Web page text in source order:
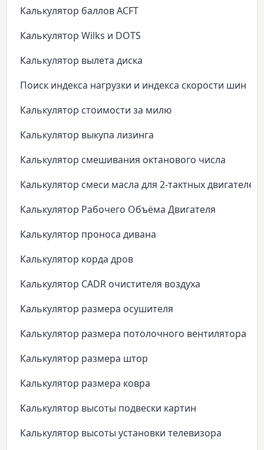
Калькулятор баллов ACFT
Калькулятор Wilks и DOTS
Калькулятор вылета диска
Поиск индекса нагрузки и индекса скорости шин
Калькулятор стоимости за милю
Калькулятор выкупа лизинга
Калькулятор смешивания октанового числа
Калькулятор смеси масла для 2-тактных двигателей
Калькулятор Рабочего Объёма Двигателя
Калькулятор проноса дивана
Калькулятор корда дров
Калькулятор CADR очистителя воздуха
Калькулятор размера осушителя
Калькулятор размера потолочного вентилятора
Калькулятор размера штор
Калькулятор размера ковра
Калькулятор высоты подвески картин
Калькулятор высоты установки телевизора